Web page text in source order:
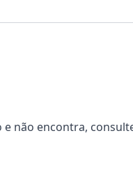
não encontra,